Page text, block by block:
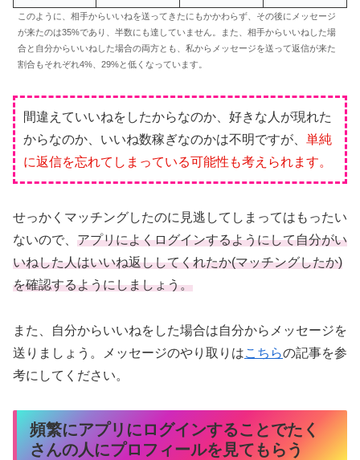
このように、相手からいいねを送ってきたにもかかわらず、その後にメッセージ
が来たのは35%であり、半数にも達していません。また、相手からいいねした場
合と自分からいいねした場合の両方とも、私からメッセージを送って返信が来た
割合もそれぞれ4%、29%と低くなっています。
間違えていいねをしたからなのか、好きな人が現れた
からなのか、いいね数稼ぎなのかは不明ですが、 単純
に返信を忘れてしまっている可能性も考えられます。
せっかくマッチングしたのに見逃してしまってはもったい
ないので、 アプリによくログインするようにして自分がい
いねした人はいいね返ししてくれたか(マッチングしたか)
を確認するようにしましょう。
また、自分からいいねをした場合は自分からメッセージを
送りましょう。メッセージのやり取りはこちらの記事を参
考にしてください。
頻繁にアプリにログインすることでたく
さんの人にプロフィールを見てもらう